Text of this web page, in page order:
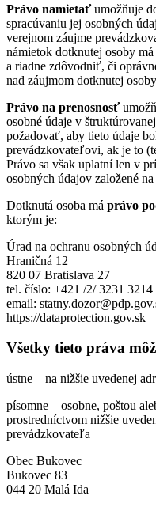
Právo namietaťumožňuje
spracúvaniu jej osobných
verejnom záujme
námietok dotknutej osoby
a riadne zdôvodniť, či
nad záujmom dotknutej
Právo na prenosnosť
osobné údaje v
požadovať, aby tieto údaje
prevádzkovateľovi, ak je to
Právo sa však uplatní len v
osobných údajov založené
Dotknutá osoba má právo
ktorým je:
Úrad na ochranu osobných
Hraničná 12
820 07 Bratislava 27
tel. číslo: +421 /2/ 3231 3214
email:
https://dataprotection.gov.sk
Všetky tieto práva
ústne – na nižšie uvedenej
písomne – osobne, poštou
prostredníctvom nižšie
prevádzkovateľa
Obec Bukovec
Bukovec 83
044 20 Malá Ida